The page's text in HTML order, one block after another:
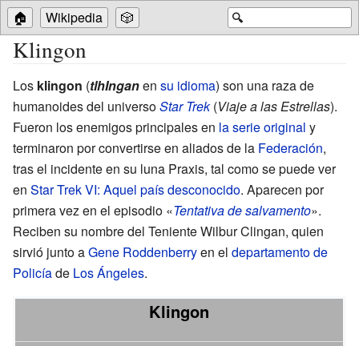
🔍
🏠 Wikipedia 🎲
Klingon
Los klingon (tlhInganen su idioma) son una raza de
humanoides del universoStar Trek(Viaje a las Estrellas).
Fueron los enemigos principales en la serie original y
terminaron por convertirse en aliados de la Federación,
tras el incidente en su luna Praxis, tal como se puede ver
en Star Trek VI: Aquel país desconocido. Aparecen por
primera vez en el episodio «Tentativa de salvamento».
Reciben su nombre del Teniente Wilbur Clingan, quien
sirvió junto aGene Roddenberryen el departamento de
Policíade Los Ángeles.
Klingon